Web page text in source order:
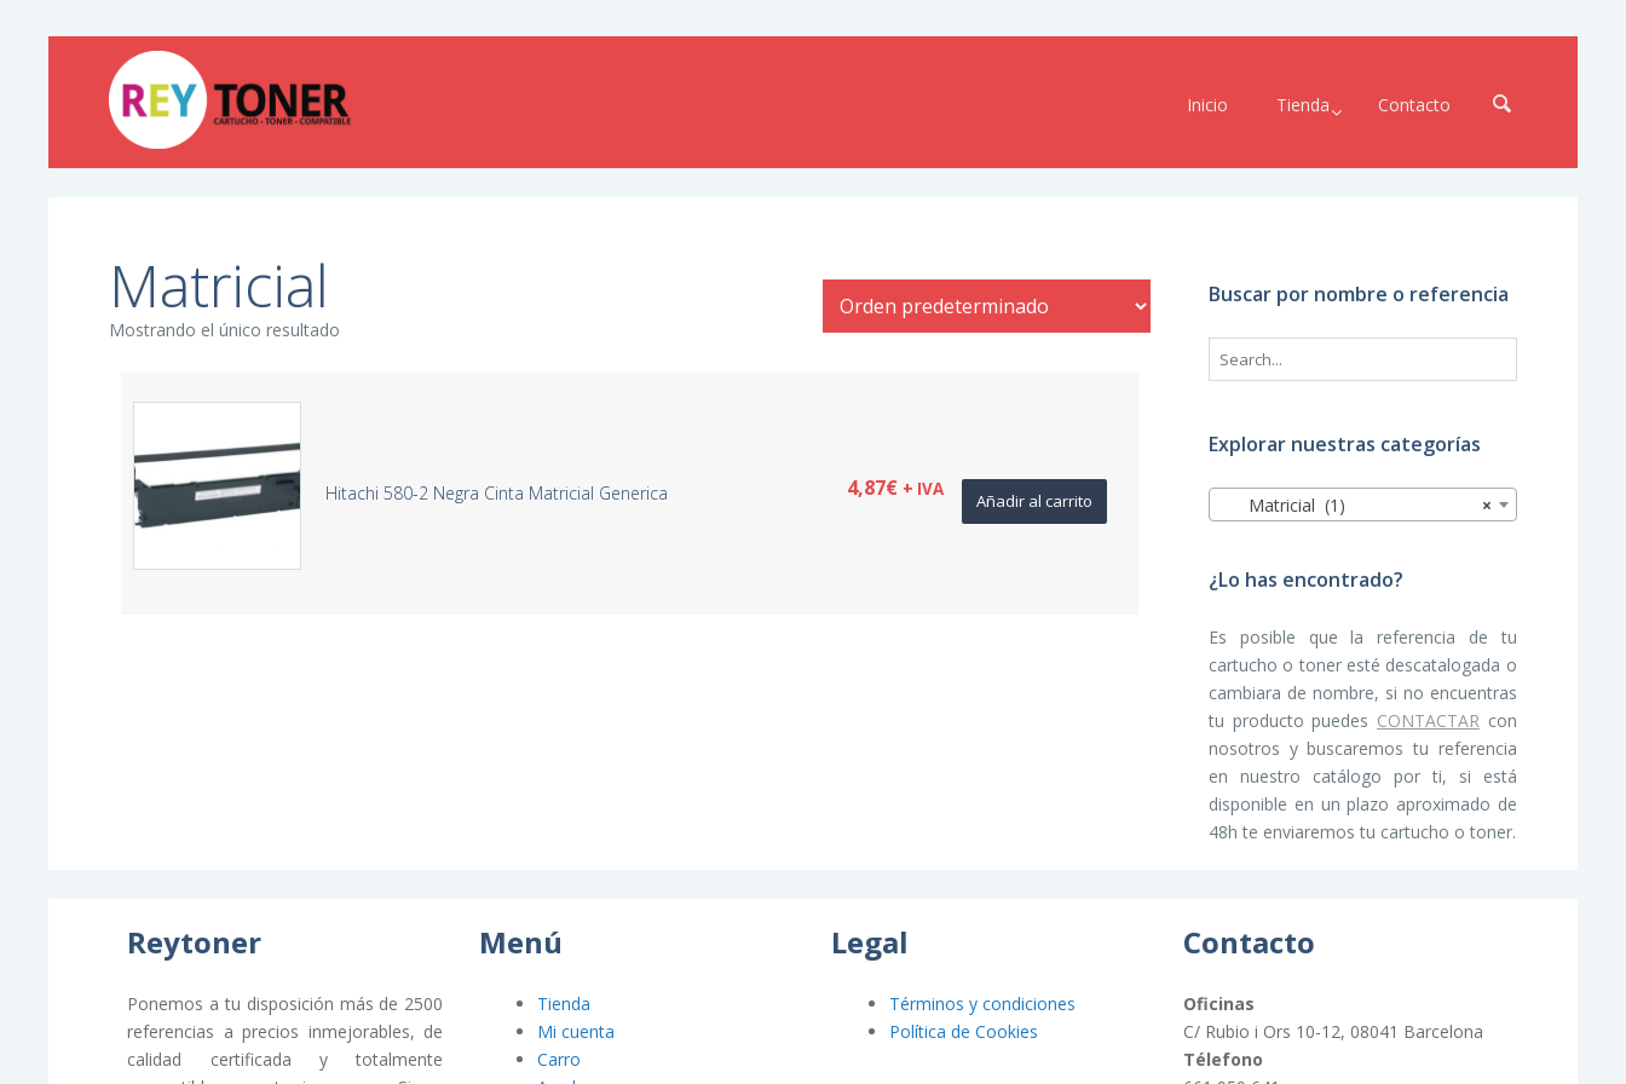
Inicio Tienda Contacto
Matricial
Mostrando el único resultado
Hitachi 580-2 Negra Cinta Matricial Generica 4,87€ + IVA
Añadir al carrito
Buscar por nombre o referencia
Explorar nuestras categorías
×
Matricial (1)
¿Lo has encontrado?
Es posible que la referencia de tu
cartucho o toner esté descatalogada o
cambiara de nombre, si no encuentras
tu producto puedes CONTACTAR con
nosotros y buscaremos tu referencia
en nuestro catálogo por ti, si está
disponible en un plazo aproximado de
48h te enviaremos tu cartucho o toner.
Reytoner
Ponemos a tu disposición más de 2500
referencias a precios inmejorables, de
calidad certificada y totalmente
Menú
Tienda
Mi cuenta
Carro
Legal
Términos y condiciones
Política de Cookies
Contacto
Oficinas
C/ Rubio i Ors 10-12, 08041 Barcelona
Télefono